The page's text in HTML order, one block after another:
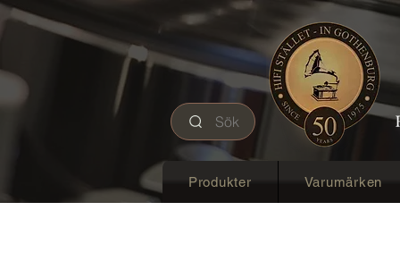
Produkter Varumärken
Sök